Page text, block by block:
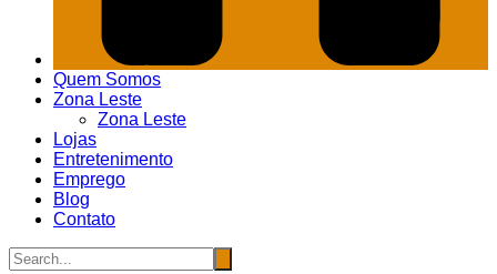
Quem Somos
Zona Leste
Zona Leste
Lojas
Entretenimento
Emprego
Blog
Contato